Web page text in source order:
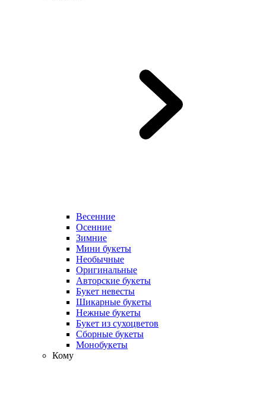
Весенние
Осенние
Зимние
Мини букеты
Необычные
Оригинальные
Авторские букеты
Букет невесты
Шикарные букеты
Нежные букеты
Букет из сухоцветов
Сборные букеты
Монобукеты
Кому